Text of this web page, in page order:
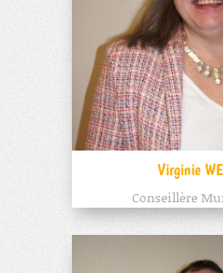
Virginie
Conseillère